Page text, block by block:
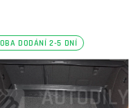
DODÁNÍ 2-5 DNÍ